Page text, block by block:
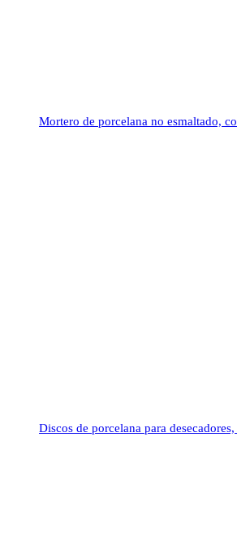
Mortero de porcelana no esmaltado,
Discos de porcelana para